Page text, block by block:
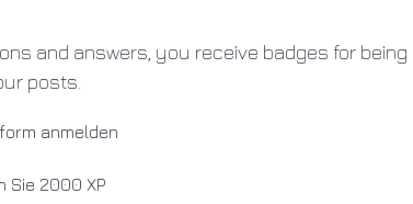
and answers, you receive badges for being
posts.
anmelden
Sie 2000 XP